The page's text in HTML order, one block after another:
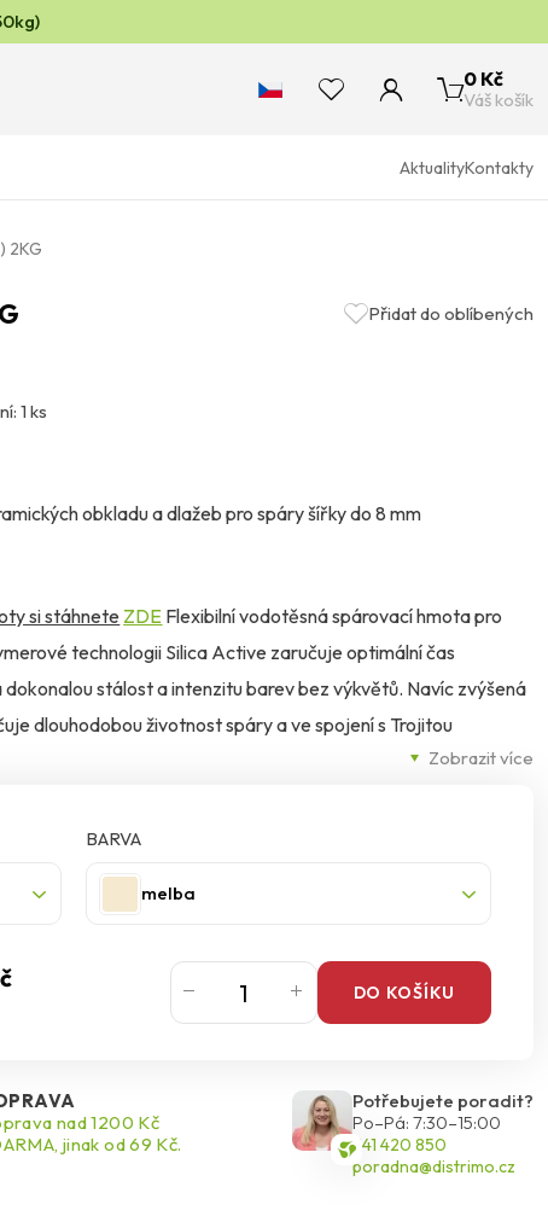
0 Kč
Váš košík
AktualityKontakty
2KG
Přidat do oblíbených
1 ks
obkladu a dlažeb pro spáry šířky do 8 mm
Zobrazit více
si stáhnete ZDE Flexibilní vodotěsná spárovací hmota pro
technologii Silica Active zaručuje optimální čas
stálost a intenzitu barev bez výkvětů. Navíc zvýšená
dlouhodobou životnost spáry a ve spojení s Trojitou
BARVA
melba
DO KOŠÍKU
nad 1200 Kč
jinak od 69 Kč.
Potřebujete poradit?
Po–Pá: 7:30–15:00
541 420 850
poradna@distrimo.cz